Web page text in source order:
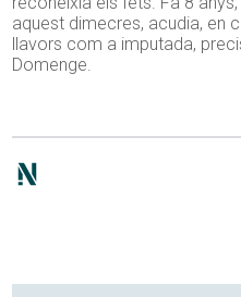
aquest dimecres, acudia, en
llavors com a imputada,
Domenge.